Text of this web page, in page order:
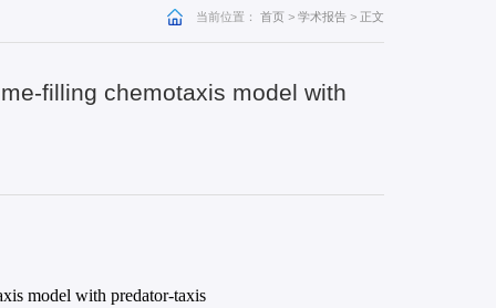
当前位置： 首页 > 学术报告 > 正文
filling chemotaxis model with
model with predator-taxis